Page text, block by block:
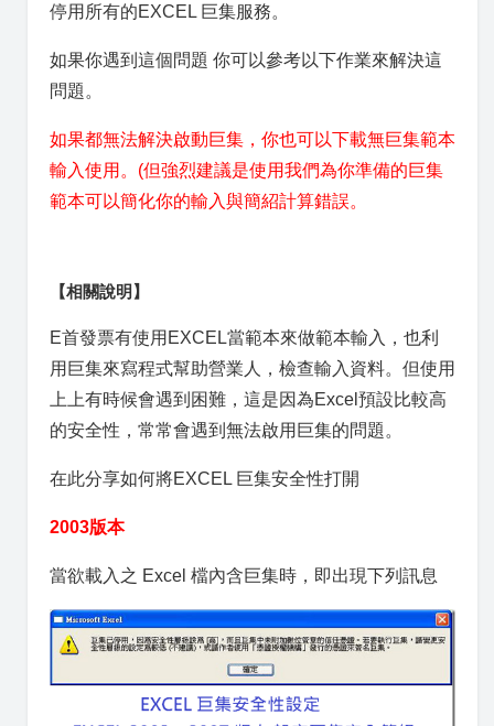
停用所有的EXCEL 巨集服務。
如果你遇到這個問題 你可以參考以下作業來解決這
問題。
如果都無法解決啟動巨集，你也可以下載無巨集範本
輸入使用。(但強烈建議是使用我們為你準備的巨集
範本可以簡化你的輸入與簡紹計算錯誤。
【相關說明】
E首發票有使用EXCEL當範本來做範本輸入，也利
用巨集來寫程式幫助營業人，檢查輸入資料。但使用
上上有時候會遇到困難，這是因為Excel預設比較高
的安全性，常常會遇到無法啟用巨集的問題。
在此分享如何將EXCEL 巨集安全性打開
2003版本
當欲載入之 Excel 檔內含巨集時，即出現下列訊息